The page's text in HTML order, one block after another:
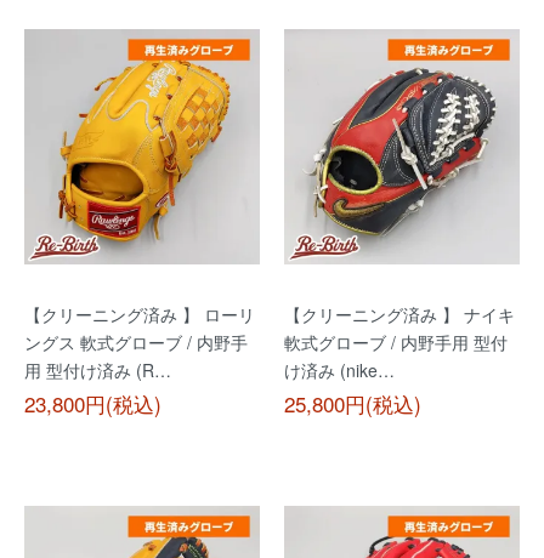
【クリーニング済み 】 ローリ
ングス 軟式グローブ / 内野手
用 型付け済み (R…
23,800円(税込)
【クリーニング済み 】 ナイキ
軟式グローブ / 内野手用 型付
け済み (nike…
25,800円(税込)